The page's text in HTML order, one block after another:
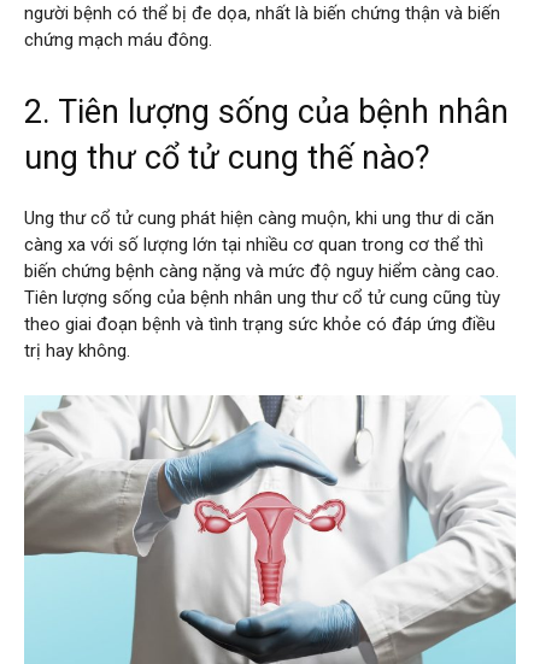
người bệnh có thể bị đe dọa, nhất là biến chứng thận và biến
chứng mạch máu đông.
2. Tiên lượng sống của bệnh nhân
ung thư cổ tử cung thế nào?
Ung thư cổ tử cung phát hiện càng muộn, khi ung thư di căn
càng xa với số lượng lớn tại nhiều cơ quan trong cơ thể thì
biến chứng bệnh càng nặng và mức độ nguy hiểm càng cao.
Tiên lượng sống của bệnh nhân ung thư cổ tử cung cũng tùy
theo giai đoạn bệnh và tình trạng sức khỏe có đáp ứng điều
trị hay không.